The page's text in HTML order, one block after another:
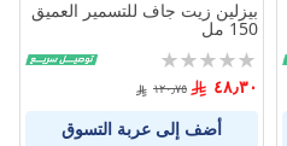
بيزلين زيت جاف للتسمير العميق
150 مل
Rating:
0%
٤٨٫٣٠ ١٢٠٫٧٥
أضف إلى عربة التسوق